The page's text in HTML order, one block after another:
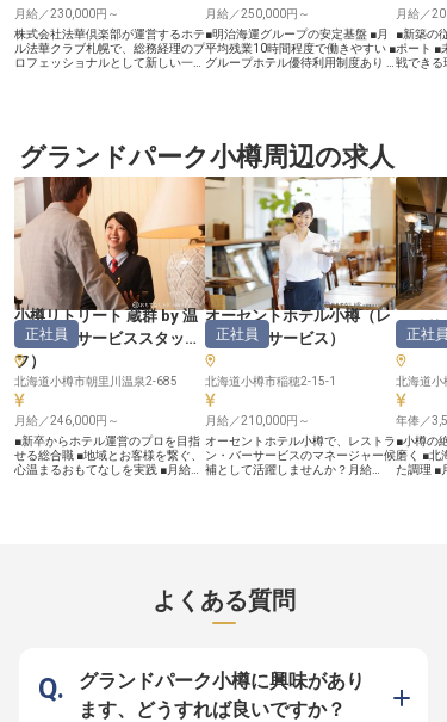
月給／230,000円～
株式会社法華倶楽部が運営するホテ
ル法華クラブ札幌で、総務経理のプ
ロフェッショナルとして新しい一歩
します。契約社員から正社員登用の
チャンスもあり、キャリアアップを
目指せます。あなたのスキルを、札
幌の中心部で活かしてみませんか？
※2025年04月17日時点の情報です
月給／250,000円～
■明治海運グループの安定基盤 ■月
平均残業10時間程度で働きやすい ■
グループホテル優待利用制度あり ■
て、上質なホスピタリティを大切に
しています。お客様に至福のひとと
きをご提供するホテルの舞台裏で、
総務・人事のプロフェッショナルと
して活躍していただきます。労務関
連書類の作成や給与計算など、ホテ
ルの円滑な運営を支える大切なお仕
事です。経験を活かしながら、おも
てなしの心を持つスタッフたちと共
に、上質なサービスの基盤を作りま
せんか？ ーー【あなたのキャリア
が輝く、安定と成長の環境】 管理
職候補として迎え入れる大切な仲間
だからこそ、働きやすい環境をご用
意しています。月平均残業は10時
間程度と、ワークライフバランスを
大切にできる職場です。福利厚生も
充実しており、従業員食堂の利用は
もちろん、北海道や沖縄のグループ
ホテルを優待料金でご利用いただけ
ます。また健保組合加盟の宿泊施設
補助金優待制度も！ 人事・総務の
スキルを活かしながら、ホテル業界
でのキャリアアップを目指せる環境
月給／
■新築の
ポート ■
戦できる
一人ひと
い思い出
切にして
訪れる
るため
ービス
恵みと
別な場
心を存分
様の笑顔
ーー【安
ャリア
務スタッ
底から支
します。
り、先輩
いたしま
築の従業
完備な
が整って
社員割引
も充実さ
グランドパーク小樽周辺の求人
小樽リトリート 蔵群 by 温
故知新（ サービススタッ
フ ）
正社員
北海道小樽市朝里川温泉2-685
月給／246,000円～
■新卒からホテル運営のプロを目指
せる総合職 ■地域とお客様を繋ぐ、
心温まるおもてなしを実践 ■月給
ス、清掃、チームワークといった基
本はもちろん、観光、広報、マーケ
らイベント企画やSNS運用など、幅
広い業務に挑戦できる環境です。
お客様一人ひとりに寄り添い、心温
まるおもてなしを追求する喜びを、
オーセントホテル小樽（レ
ストランサービス ）
正社員
北海道小樽市稲穂2-15-1
月給／210,000円～
オーセントホテル小樽で、レストラ
ン・バーサービスのマネージャー候
補として活躍しませんか？月給
銀鱗荘
正社員
北海道小
年俸／
■小樽の
磨く ■北
た調理 ■
残るお料
よくある質問
グランドパーク小樽に興味があり
ます、どうすれば良いですか？